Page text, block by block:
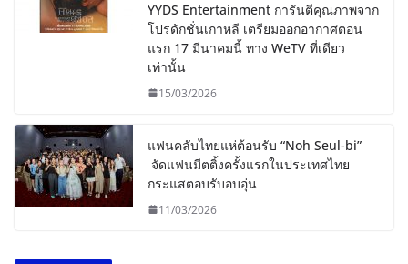
YYDS Entertainment การันตีคุณภาพจาก
โปรดักชั่นเกาหลี เตรียมออกอากาศตอน
แรก 17 มีนาคมนี้ ทาง WeTV ที่เดียว
เท่านั้น
15/03/2026
แฟนคลับไทยแห่ต้อนรับ “Noh Seul-bi”
จัดแฟนมีตติ้งครั้งแรกในประเทศไทย
กระแสตอบรับอบอุ่น
11/03/2026